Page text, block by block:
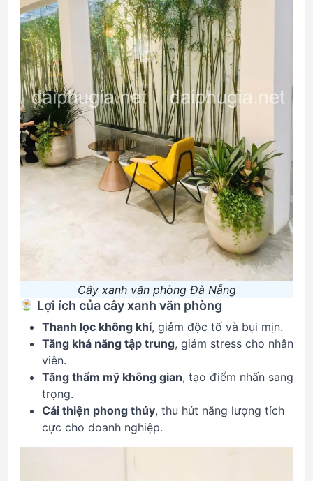
Cây xanh văn phòng Đà Nẵng
Lợi ích của cây xanh văn phòng
Thanh lọc không khí, giảm độc tố và bụi mịn.
Tăng khả năng tập trung, giảm stress cho nhân
viên.
Tăng thẩm mỹ không gian, tạo điểm nhấn sang
trọng.
Cải thiện phong thủy, thu hút năng lượng tích
cực cho doanh nghiệp.